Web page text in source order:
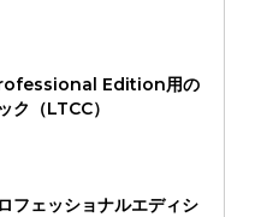
ナ）、周波数帯域（サブ
ーション（通信インフ
、地域分析 Edition用の
ク（LTCC）
フェッショナルエディシ